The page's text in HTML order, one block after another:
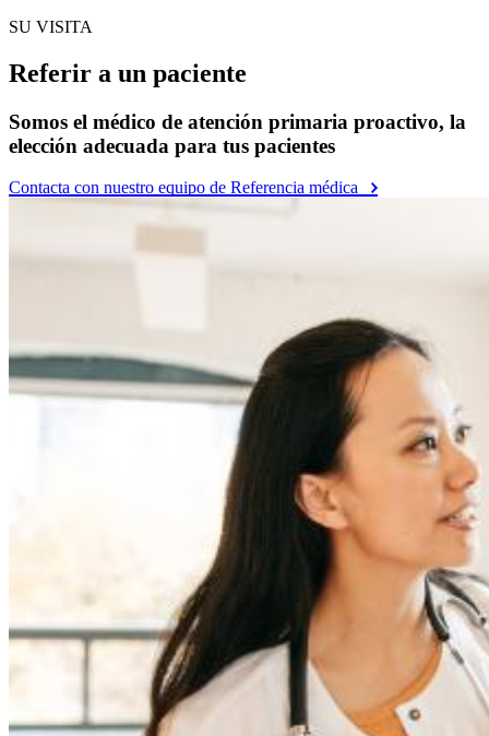
SU VISITA
Referir a un paciente
Somos el médico de atención primaria proactivo, la
elección adecuada para tus pacientes
Contacta con nuestro equipo de Referencia médica